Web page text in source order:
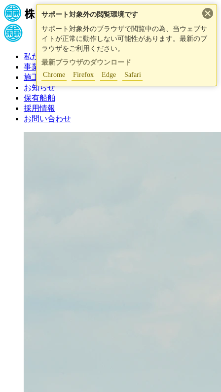
サポート対象外の閲覧環境です
サポート対象外のブラウザで閲覧中の為、当ウェブサ
イトが正常に動作しない可能性があります。最新のブ
ラウザをご利用ください。
最新ブラウザのダウンロード
Chrome
Firefox Edge Safari
私たちについて
事業紹介
施工事例
お知らせ
保有船舶
採用情報
お問い合わせ